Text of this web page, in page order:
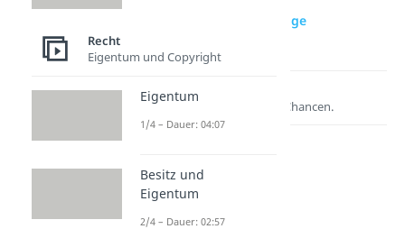
zur Videoseite: Lebenslange
Lernen lohnt sich!
Entdecke hier deine Chancen.
Recht
Eigentum und Copyright
Eigentum
1/4 – Dauer: 04:07
Besitz und
Eigentum
2/4 – Dauer: 02:57